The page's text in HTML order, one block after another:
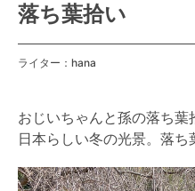
落ち葉拾い
ライター：hana
おじいちゃんと孫の落ち葉
日本らしい冬の光景。落ち